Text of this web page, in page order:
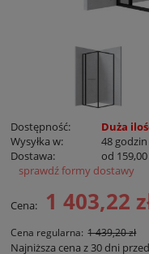
Dostępność:
Duża
Wysyłka w:
48 godzin
Dostawa:
od 159,00
Cena nie zawiera
sprawdź formy dostawy
Cena: 1 403,22
Cena regularna: 1 439,20 zł
Najniższa cena z 30 dni